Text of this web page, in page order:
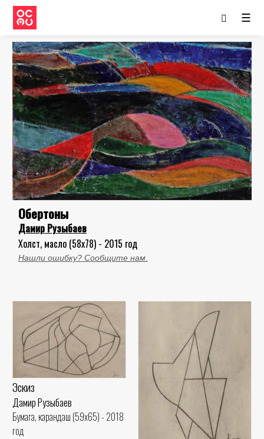
☰
Обертоны
Дамир Рузыбаев
Холст, масло (58x78) - 2015 год
Нашли ошибку? Сообщите нам.
Эскиз
Дамир Рузыбаев
Бумага, карандаш (59x65) - 2018
год